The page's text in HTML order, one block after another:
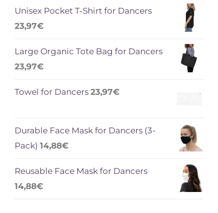
Unisex Pocket T-Shirt for Dancers
23,97€
Large Organic Tote Bag for Dancers
23,97€
Towel for Dancers 23,97€
Durable Face Mask for Dancers (3-
Pack) 14,88€
Reusable Face Mask for Dancers
14,88€